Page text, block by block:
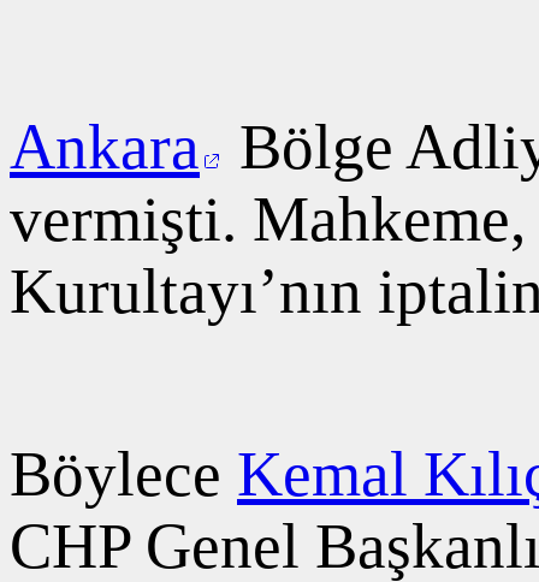
Ankara
Bölge
vermişti. Mahkeme,
Kurultayı’nın
Böylece Kemal
CHP Genel